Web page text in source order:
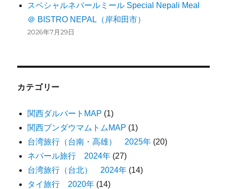
スペシャルネパールミール Special Nepali Meal
＠ BISTRO NEPAL（岸和田市）
2026年7月29日
カテゴリー
関西ダルバートMAP (1)
関西ブンダウマムトムMAP (1)
台湾旅行（台南・高雄） 2025年 (20)
ネパール旅行 2024年 (27)
台湾旅行（台北） 2024年 (14)
タイ旅行 2020年 (14)